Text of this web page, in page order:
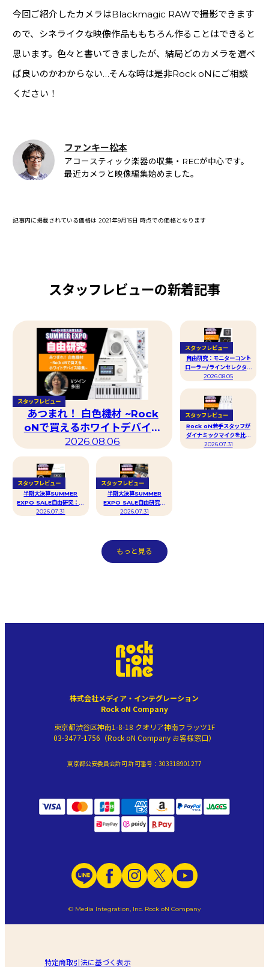
今回ご紹介したカメラはBlackmagic RAWで撮影できます
ので、シネライクな映像作品ももちろん作ることはできると
思います。色々と書いてきましたが、結局どのカメラを選べ
ば良いのかわからない…そんな時は是非Rock oNにご相談
ください！
ファンキー松本
アコースティック楽器の収集・RECが中心です。
最近カメラと映像編集始めました。
記事内に掲載されている価格は 2021年9月15日 時点での価格となります
スタッフレビューの新着記事
スタッフレビュー
あつまれ！ 白色機材 ~Rock
oNで買えるホワイトデバイス
特集~ by Vツイン多田
2026.08.06
スタッフレビュー
自由研究：モニターコント
ローラー/ラインセレクター
の音の違いってなぁに？
2026.08.05
スタッフレビュー
Rock oN若手スタッフが
ダイナミックマイクを比べ
てみた！半期大決算
2026.07.31
スタッフレビュー
半期大決算SUMMER
EXPO SALE自由研究：イ
ンターフェイスに接続する
2026.07.31
スタッフレビュー
半期大決算SUMMER
EXPO SALE自由研究：
PD安田による88鍵盤比較
2026.07.31
もっと見る
株式会社メディア・インテグレーション
Rock oN Company
東京都渋谷区神南1-8-18 クオリア神南フラッツ1F
03-3477-1756（Rock oN Company お客様窓口）
東京都公安委員会許可 許可番号：303318901277
© Media Integration, Inc. Rock oN Company
特定商取引法に基づく表示